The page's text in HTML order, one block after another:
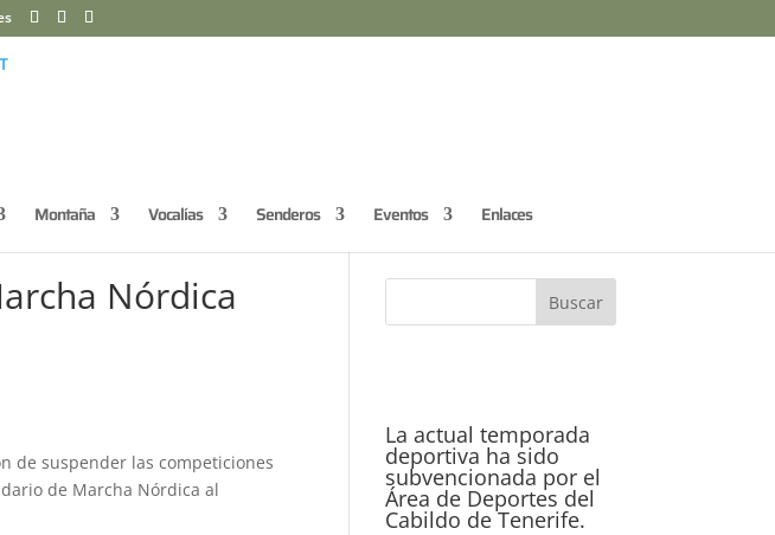
Montaña Vocalías Senderos Eventos Enlaces
Nórdica
de suspender las competiciones
de Marcha Nórdica al
La actual temporada
deportiva ha sido
subvencionada por el
Área de Deportes del
Cabildo de Tenerife.